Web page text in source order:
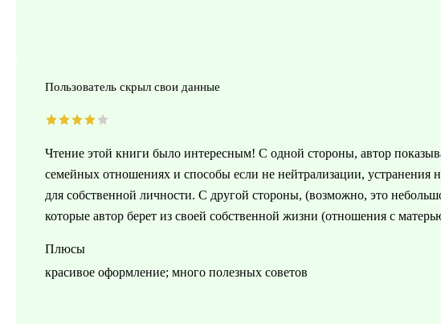
Пользователь скрыл свои данные
Чтение этой книги было интересным! С одной стороны, автор
семейных отношениях и способы если не нейтрализации, устранения
для собственной личности. С другой стороны, (возможно, это
которые автор берет из своей собственной жизни (отношения с
Плюсы
красивое оформление; много полезных советов